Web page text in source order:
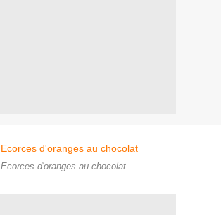
Ecorces d'oranges au chocolat